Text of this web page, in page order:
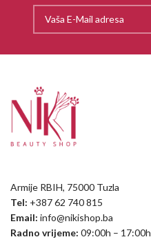
Armije RBIH, 75000 Tuzla
Tel: +387 62 740 815
Email: info@nikishop.ba
Radno vrijeme: 09:00h – 17:00h